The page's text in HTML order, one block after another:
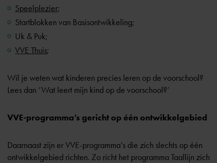
Speelplezier;
Startblokken van Basisontwikkeling;
Uk & Puk;
VVE Thuis;
Wil je weten wat kinderen precies leren op de voorschool?
Lees dan ‘Wat leert mijn kind op de voorschool?’
VVE-programma’s gericht op één ontwikkelgebied
Daarnaast zijn er VVE-programma’s die zich slechts op één
ontwikkelgebied richten. Zo richt het programma Taallijn zich